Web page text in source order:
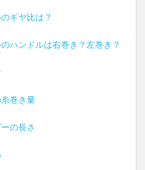
ギヤ比は？
ハンドルは右巻き？左巻き？
巻き量
の長さ